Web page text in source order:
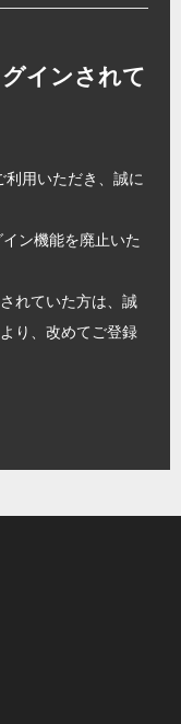
インされて
用いただき、誠に
ン機能を廃止いた
れていた方は、誠
り、改めてご登録